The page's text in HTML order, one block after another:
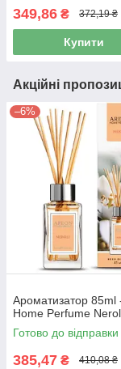
349,86 ₴ 372,19 ₴
Купити
Акційні
–6%
Ароматизатор 85ml
Нome Perfume
Готово до відправки
385,47 ₴ 410,08 ₴